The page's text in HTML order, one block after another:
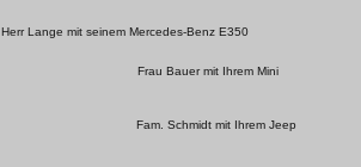
Herr Lange mit seinem Mercedes-Benz E350
Frau Bauer mit Ihrem Mini
Fam. Schmidt mit Ihrem Jeep